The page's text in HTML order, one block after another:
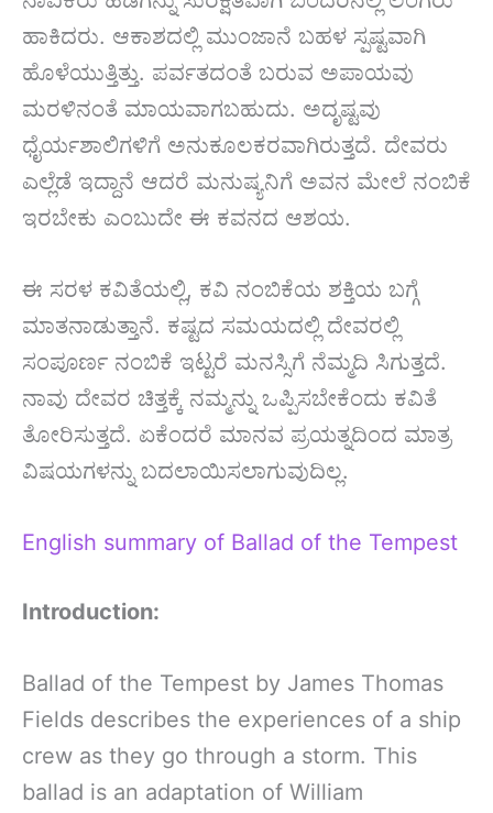
ಹಾಕಿದರು. ಆಕಾಶದಲ್ಲಿ ಮುಂಜಾನೆ ಬಹಳ ಸ್ಪಷ್ಟವಾಗಿ
ಹೊಳೆಯುತ್ತಿತ್ತು. ಪರ್ವತದಂತೆ ಬರುವ ಅಪಾಯವು
ಮರಳಿನಂತೆ ಮಾಯವಾಗಬಹುದು. ಅದೃಷ್ಟವು
ಧೈರ್ಯಶಾಲಿಗಳಿಗೆ ಅನುಕೂಲಕರವಾಗಿರುತ್ತದೆ. ದೇವರು
ಎಲ್ಲೆಡೆ ಇದ್ದಾನೆ ಆದರೆ ಮನುಷ್ಯನಿಗೆ ಅವನ ಮೇಲೆ ನಂಬಿಕೆ
ಇರಬೇಕು ಎಂಬುದೇ ಈ ಕವನದ ಆಶಯ.
ಈ ಸರಳ ಕವಿತೆಯಲ್ಲಿ, ಕವಿ ನಂಬಿಕೆಯ ಶಕ್ತಿಯ ಬಗ್ಗೆ
ಮಾತನಾಡುತ್ತಾನೆ. ಕಷ್ಟದ ಸಮಯದಲ್ಲಿ ದೇವರಲ್ಲಿ
ಸಂಪೂರ್ಣ ನಂಬಿಕೆ ಇಟ್ಟರೆ ಮನಸ್ಸಿಗೆ ನೆಮ್ಮದಿ ಸಿಗುತ್ತದೆ.
ನಾವು ದೇವರ ಚಿತ್ತಕ್ಕೆ ನಮ್ಮನ್ನು ಒಪ್ಪಿಸಬೇಕೆಂದು ಕವಿತೆ
ತೋರಿಸುತ್ತದೆ. ಏಕೆಂದರೆ ಮಾನವ ಪ್ರಯತ್ನದಿಂದ ಮಾತ್ರ
ವಿಷಯಗಳನ್ನು ಬದಲಾಯಿಸಲಾಗುವುದಿಲ್ಲ.
English summary of Ballad of the Tempest
Introduction:
Ballad of the Tempest by James Thomas
Fields describes the experiences of a ship
crew as they go through a storm. This
ballad is an adaptation of William